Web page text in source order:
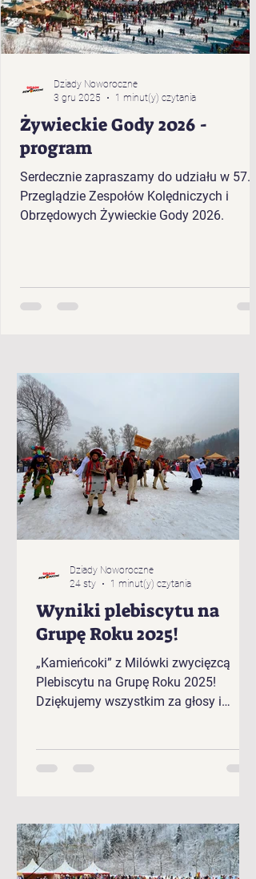
Żywieckie Gody 2026 -
program
Serdecznie zapraszamy do udziału w 57.
Przeglądzie Zespołów Kolędniczych i
Obrzędowych Żywieckie Gody 2026.
Dziady Noworoczne
3 gru 2025
1 minut(y) czytania
Wyniki plebiscytu na
Grupę Roku 2025!
„Kamieńcoki” z Milówki zwycięzcą
Plebiscytu na Grupę Roku 2025!
Dziękujemy wszystkim za głosy i
Dziady Noworoczne
24 sty
1 minut(y) czytania